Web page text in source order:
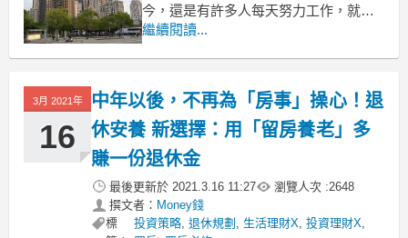
今，還是有許多人每天努力工作，就是
要買房。但房地產真的是門好投資嗎？
步！
文 / 喬納森‧克雷蒙
買房是好投資嗎？房屋是個錢坑─但紅利
繼續閱讀...
3月 2021年
16
中年以後，不再為「房事」操心！退
休安養 新選擇：用「留房養老」多
賺一份退休金
最後更新於 2021.3.16 11:27 瀏覽人次 :2648
撰文者： Money錢
標
投資策略,退休規劃 ,生活理財X,投資理財X,